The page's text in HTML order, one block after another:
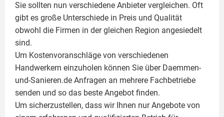
Sie sollten nun verschiedene Anbieter vergleichen. Oft
gibt es große Unterschiede in Preis und Qualität
obwohl die Firmen in der gleichen Region angesiedelt
sind.
Um Kostenvoranschläge von verschiedenen
Handwerkern einzuholen können Sie über Daemmen-
und-Sanieren.de Anfragen an mehrere Fachbetriebe
senden und so das beste Angebot finden.
Um sicherzustellen, dass wir Ihnen nur Angebote von